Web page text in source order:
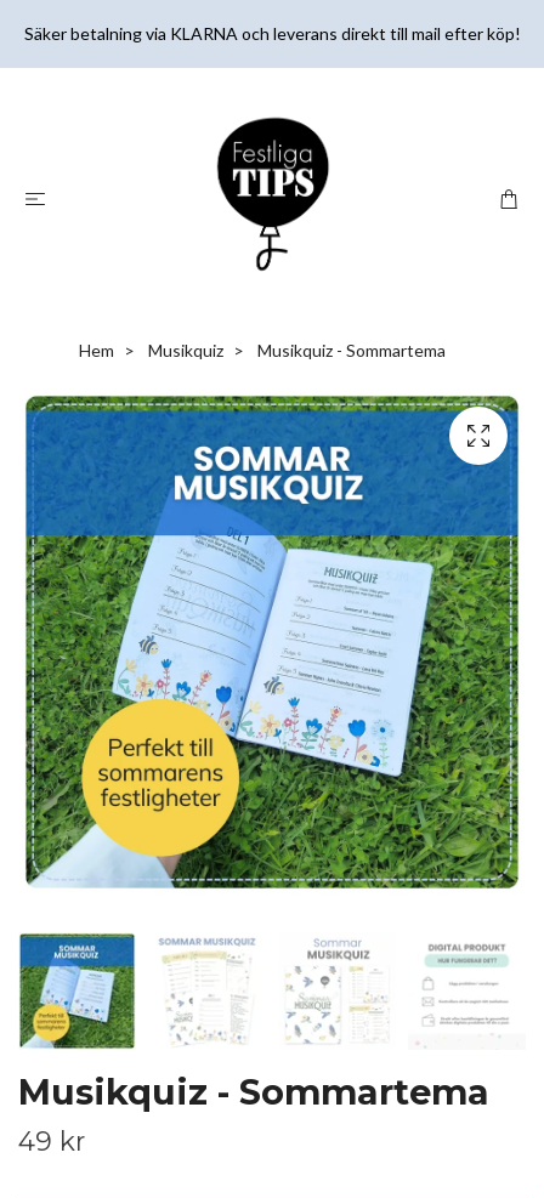
Säker betalning via KLARNA och leverans direkt till mail efter köp!
Hem Musikquiz Musikquiz - Sommartema
Musikquiz - Sommartema
49 kr